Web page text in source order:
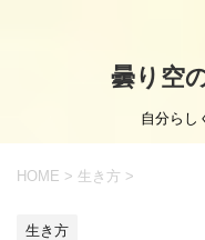
曇り空
自分らし
HOME > 生き方 >
生き方